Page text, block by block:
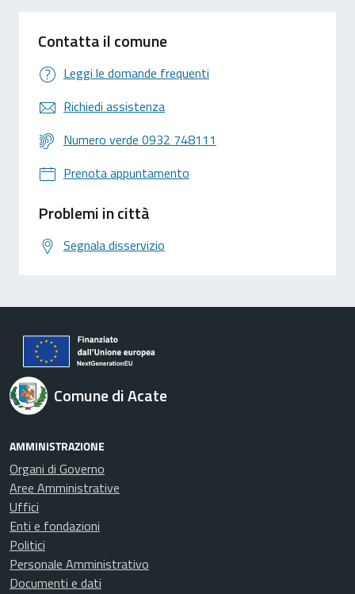
Contatta il comune
Leggi le domande frequenti
Richiedi assistenza
Numero verde 0932 748111
Prenota appuntamento
Problemi in città
Segnala disservizio
Comune di Acate
AMMINISTRAZIONE
Organi di Governo
Aree Amministrative
Uffici
Enti e fondazioni
Politici
Personale Amministrativo
Documenti e dati